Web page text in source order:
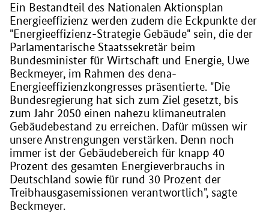
Ein Bestandteil des Nationalen Aktionsplan
Energieeffizienz werden zudem die Eckpunkte der
"Energieeffizienz-Strategie Gebäude" sein, die der
Parlamentarische Staatssekretär beim
Bundesminister für Wirtschaft und Energie, Uwe
Beckmeyer, im Rahmen des dena-
Energieeffizienzkongresses präsentierte. "Die
Bundesregierung hat sich zum Ziel gesetzt, bis
zum Jahr 2050 einen nahezu klimaneutralen
Gebäudebestand zu erreichen. Dafür müssen wir
unsere Anstrengungen verstärken. Denn noch
immer ist der Gebäudebereich für knapp 40
Prozent des gesamten Energieverbrauchs in
Deutschland sowie für rund 30 Prozent der
Treibhausgasemissionen verantwortlich", sagte
Beckmeyer.